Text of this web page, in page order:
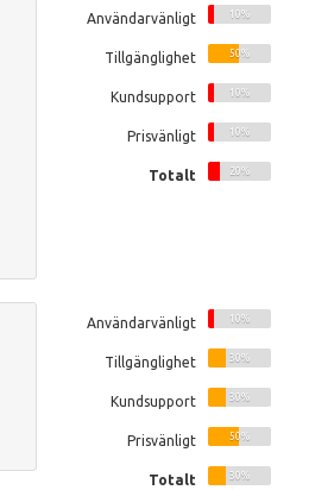
Användarvänligt 10%
Tillgänglighet 50%
Kundsupport 10%
Prisvänligt 10%
Totalt 20%
Användarvänligt 10%
Tillgänglighet 30%
Kundsupport 30%
Prisvänligt 50%
Totalt 30%